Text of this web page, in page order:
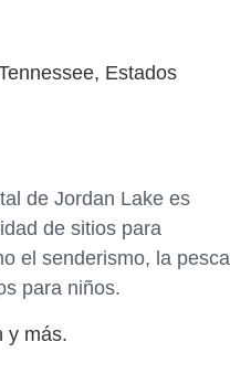
Estados
de Jordan Lake es
de sitios para
el senderismo, la pesca
para niños.
y más.